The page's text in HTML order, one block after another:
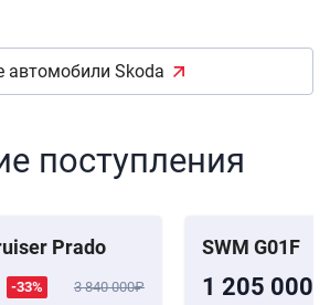
автомобили Skoda
поступления
Prado
-33% 3 840 000
SWM G01F
1 205 000